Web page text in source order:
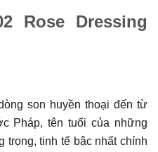
Rose Dressing
son huyền thoại đến từ
Pháp, tên tuổi của những
trọng, tinh tế bậc nhất chính